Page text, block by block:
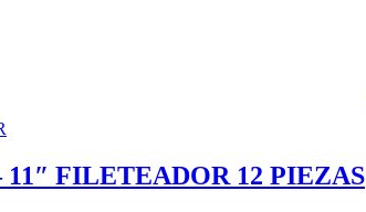
FILETEADOR 12 PIEZAS